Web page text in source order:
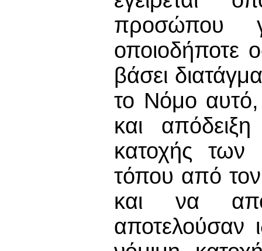
προσώπου
οποιοδήποτε
βάσει
το Νόμο αυτό,
και
κατοχής των
τόπου από τον
και να
αποτελούσαν